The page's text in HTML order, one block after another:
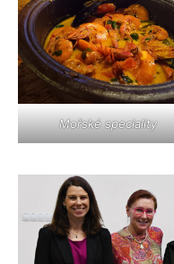
Mořské speciality